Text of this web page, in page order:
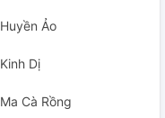
Huyền Ảo
Kinh Dị
Ma Cà Rồng